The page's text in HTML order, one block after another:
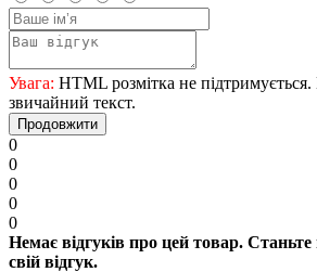
Увага: HTML розмітка не
звичайний текст.
Продовжити
0
0
0
0
0
Немає відгуків про цей товар.
свій відгук.